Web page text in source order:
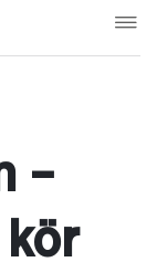
–
kör